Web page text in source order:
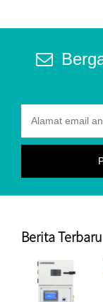
Berita Terbaru